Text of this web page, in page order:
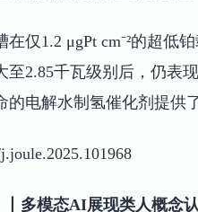
仅1.2 μgPt cm⁻²的超低
2.85千瓦级别后，仍表
电解水制氢催化剂提供
多模态AI展现类人概念